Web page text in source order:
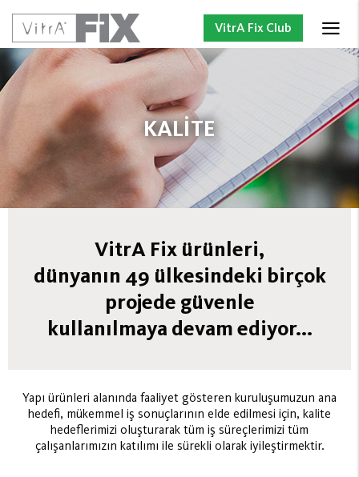
VitrA Fix Club
KALİTE
VitrA Fix ürünleri,
dünyanın 49 ülkesindeki birçok
projede güvenle
kullanılmaya devam ediyor...
Yapı ürünleri alanında faaliyet gösteren kuruluşumuzun ana
hedefi, mükemmel iş sonuçlarının elde edilmesi için, kalite
hedeflerimizi oluşturarak tüm iş süreçlerimizi tüm
çalışanlarımızın katılımı ile sürekli olarak iyileştirmektir.